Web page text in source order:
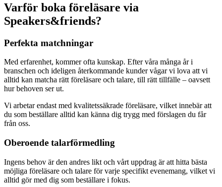
Varför boka föreläsare via
Speakers&friends?
Perfekta matchningar
Med erfarenhet, kommer ofta kunskap. Efter våra många år i
branschen och ideligen återkommande kunder vågar vi lova att vi
alltid kan matcha rätt föreläsare och talare, till rätt tillfälle – oavsett
hur behoven ser ut.
Vi arbetar endast med kvalitetssäkrade föreläsare, vilket innebär att
du som beställare alltid kan känna dig trygg med förslagen du får
från oss.
Oberoende talarförmedling
Ingens behov är den andres likt och vårt uppdrag är att hitta bästa
möjliga föreläsare och talare för varje specifikt evenemang, vilket vi
alltid gör med dig som beställare i fokus.